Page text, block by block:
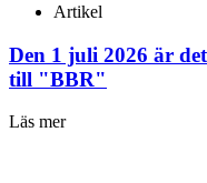
Artikel
Den 1 juli 2026 är
till "BBR"
Läs mer